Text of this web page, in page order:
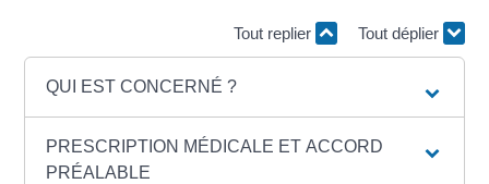
Tout replier Tout déplier
QUI EST CONCERNÉ ?
PRESCRIPTION MÉDICALE ET ACCORD
PRÉALABLE